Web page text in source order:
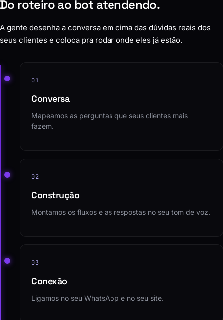
Do roteiro ao bot atendendo.
A gente desenha a conversa em cima das dúvidas reais dos
seus clientes e coloca pra rodar onde eles já estão.
01
Conversa
Mapeamos as perguntas que seus clientes mais
fazem.
02
Construção
Montamos os fluxos e as respostas no seu tom de voz.
03
Conexão
Ligamos no seu WhatsApp e no seu site.